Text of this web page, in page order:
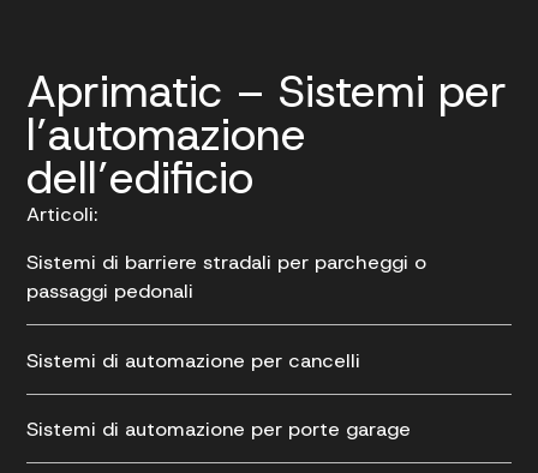
Aprimatic – Sistemi per
l’automazione
dell’edificio
Articoli:
Sistemi di barriere stradali per parcheggi o
passaggi pedonali
Sistemi di automazione per cancelli
Sistemi di automazione per porte garage